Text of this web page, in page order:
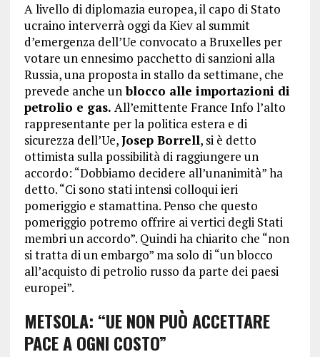
A livello di diplomazia europea, il capo di Stato
ucraino interverrà oggi da Kiev al summit
d’emergenza dell’Ue convocato a Bruxelles per
votare un ennesimo pacchetto di sanzioni alla
Russia, una proposta in stallo da settimane, che
prevede anche unblocco alle importazioni di
petrolio e gas. All’emittente France Info l’alto
rappresentante per la politica estera e di
sicurezza dell’Ue,Josep Borrell, si è detto
ottimista sulla possibilità di raggiungere un
accordo: “Dobbiamo decidere all’unanimità” ha
detto. “Ci sono stati intensi colloqui ieri
pomeriggio e stamattina. Penso che questo
pomeriggio potremo offrire ai vertici degli Stati
membri un accordo”. Quindi ha chiarito che “non
si tratta di un embargo” ma solo di “un blocco
all’acquisto di petrolio russo da parte dei paesi
europei”.
METSOLA: “UE NON PUÒ ACCETTARE
PACE A OGNI COSTO”